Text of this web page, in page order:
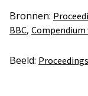
Bronnen:
BBC,
Beeld: